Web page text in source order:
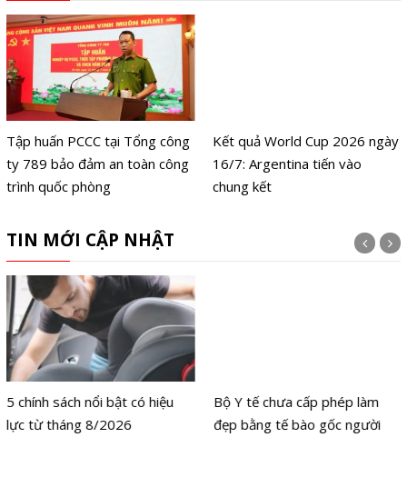
Tập huấn PCCC tại Tổng công
ty 789 bảo đảm an toàn công
trình quốc phòng
Kết quả World Cup 2026 ngày
16/7: Argentina tiến vào
chung kết
TIN MỚI CẬP NHẬT
5 chính sách nổi bật có hiệu
lực từ tháng 8/2026
Bộ Y tế chưa cấp phép làm
đẹp bằng tế bào gốc người